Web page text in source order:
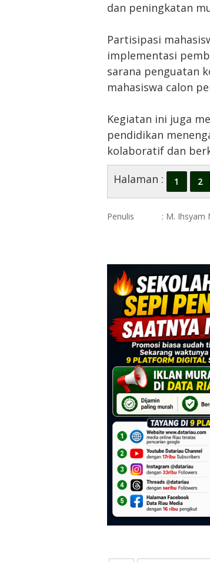
dan peningkatan
Partisipasi
implementasi
sarana penguatan
mahasiswa calon
Kegiatan ini juga
pendidikan
kolaboratif dan
Halaman :
1 2
Penulis : M. Ihsyam